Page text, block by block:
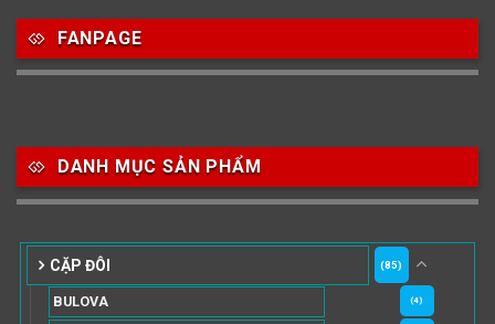
FANPAGE
DANH MỤC SẢN PHẨM
CẶP ĐÔI (85)
BULOVA (4)